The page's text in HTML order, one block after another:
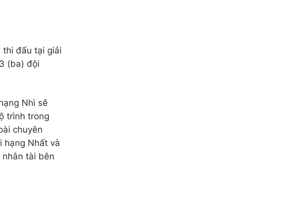
thi đấu tại giải
(ba) đội
Nhì sẽ
trình trong
chuyên
hạng Nhất và
tài bên